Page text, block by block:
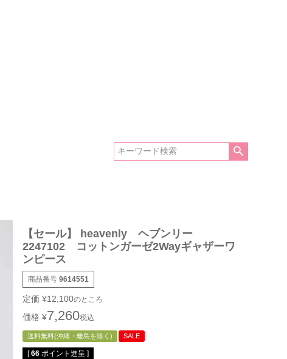
【セール】 heavenly ヘブンリー
2247102 コットンガーゼ2Wayギャザーワ
ンピース
商品番号 9614551
定価 ¥12,100のところ
価格 ¥7,260税込
送料無料(沖縄・離島を除く) SALE
[ 66 ポイント進呈 ]